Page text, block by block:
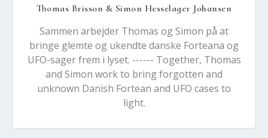
Thomas Brisson & Simon Hesselager Johansen
Sammen arbejder Thomas og Simon på at
bringe glemte og ukendte danske Forteana og
UFO-sager frem i lyset. ------ Together, Thomas
and Simon work to bring forgotten and
unknown Danish Fortean and UFO cases to
light.